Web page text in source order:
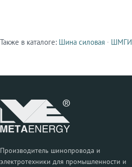
Смежные продукты
Также в каталоге: Шина силовая · ШМГИ
Производитель шинопровода и
электротехники для промышленности и